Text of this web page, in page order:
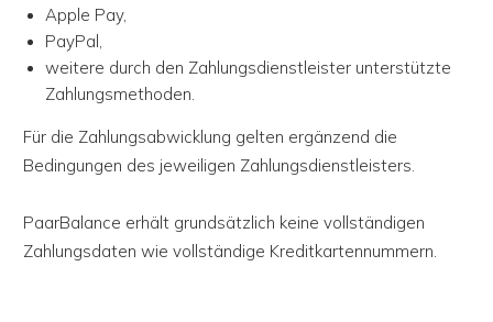
Apple Pay,
PayPal,
weitere durch den Zahlungsdienstleister unterstützte
Zahlungsmethoden.
Für die Zahlungsabwicklung gelten ergänzend die
Bedingungen des jeweiligen Zahlungsdienstleisters.
PaarBalance erhält grundsätzlich keine vollständigen
Zahlungsdaten wie vollständige Kreditkartennummern.